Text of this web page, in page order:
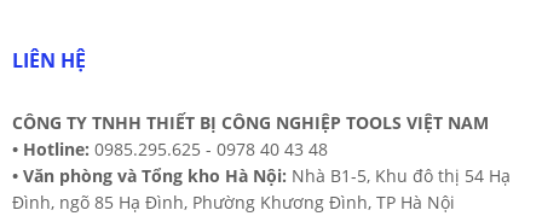
LIÊN HỆ
CÔNG TY TNHH THIẾT BỊ CÔNG NGHIỆP TOOLS VIỆT NAM
• Hotline: 0985.295.625 - 0978 40 43 48
• Văn phòng và Tổng kho Hà Nội: Nhà B1-5, Khu đô thị 54 Hạ
Đình, ngõ 85 Hạ Đình, Phường Khương Đình, TP Hà Nội